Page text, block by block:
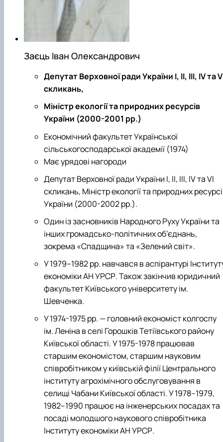
Заєць Іван Олександрович
Депутат Верховної ради України І, ІІ, ІІІ, ІV та
скликань,
Міністр екології та природних ресурсів
України (2000-2001 рр.)
Економічний факультет Української
сільськогосподарської академії (1974)
Має урядові нагороди
Депутат Верховної ради України І, ІІ, ІІІ, ІV та VI
скликань, Міністр екології та природних
України (2000-2002 рр.).
Один із засновників Народного Руху України та
інших громадсько-політичних об’єднань,
зокрема «Спадщина» та «Зелений світ».
У 1979–1982 рр. навчався в аспірантурі
економіки АН УРСР. Також закінчив юридичний
факультет Київського університету ім.
Шевченка.
У 1974-1975 рр. — головний економіст колгоспу
ім. Леніна в селі Горошків Тетіївського району
Київської області. У 1975-1978 працював
старшим економістом, старшим науковим
співробітником у київській філії Центрального
інституту агрохімічного обслуговування в
селищі Чабани Київської області. У 1978–1979,
1982–1990 працює на інженерських посадах та
посаді молодшого наукового співробітника
Інституту економіки АН УРСР.